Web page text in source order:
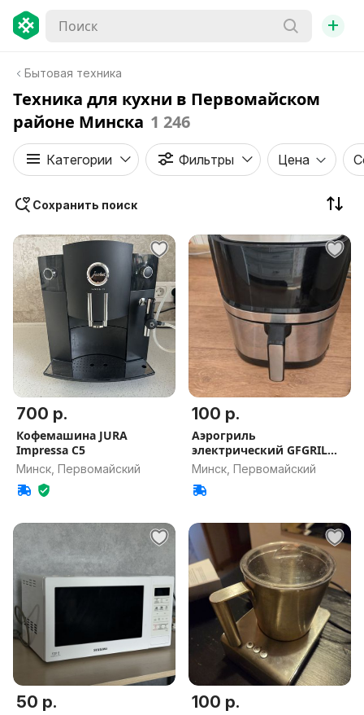
+
Бытовая техника
Техника для кухни в Первомайском
районе Минска 1 246
Категории Фильтры Цена
Сохранить поиск
700 р.
Кофемашина JURA
Impressa C5
Минск, Первомайский
100 р.
Аэрогриль
электрический GFGRIL
GFA-6000
Минск, Первомайский
50 р. 100 р.